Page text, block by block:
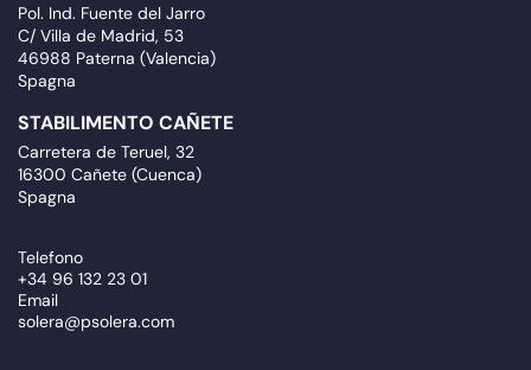
Pol. Ind. Fuente del Jarro
C/ Villa de Madrid, 53
46988 Paterna (Valencia)
Spagna
STABILIMENTO CAÑETE
Carretera de Teruel, 32
16300 Cañete (Cuenca)
Spagna
Telefono
+34 96 132 23 01
Email
solera@psolera.com